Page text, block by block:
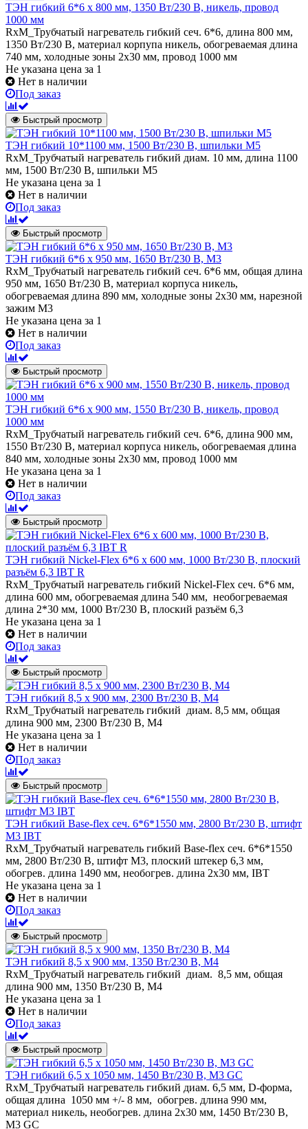
ТЭН гибкий 6*6 х 800 мм, 1350 Вт/230 В, никель, провод
1000 мм
RxM_Трубчатый нагреватель гибкий сеч. 6*6, длина 800 мм,
1350 Вт/230 В, материал корпупа никель, обогреваемая длина
740 мм, холодные зоны 2х30 мм, провод 1000 мм
Не указана цена за 1
Нет в наличии
Под заказ
Быстрый просмотр
ТЭН гибкий 10*1100 мм, 1500 Вт/230 В, шпильки М5
RxM_Трубчатый нагреватель гибкий диам. 10 мм, длина 1100
мм, 1500 Вт/230 В, шпильки М5
Не указана цена за 1
Нет в наличии
Под заказ
Быстрый просмотр
ТЭН гибкий 6*6 х 950 мм, 1650 Вт/230 В, M3
RxM_Трубчатый нагреватель гибкий сеч. 6*6 мм, общая длина
950 мм, 1650 Вт/230 В, материал корпуса никель,
обогреваемая длина 890 мм, холодные зоны 2х30 мм, нарезной
зажим М3
Не указана цена за 1
Нет в наличии
Под заказ
Быстрый просмотр
ТЭН гибкий 6*6 х 900 мм, 1550 Вт/230 В, никель, провод
1000 мм
RxM_Трубчатый нагреватель гибкий сеч. 6*6, длина 900 мм,
1550 Вт/230 В, материал корпуса никель, обогреваемая длина
840 мм, холодные зоны 2х30 мм, провод 1000 мм
Не указана цена за 1
Нет в наличии
Под заказ
Быстрый просмотр
ТЭН гибкий Nickel-Flex 6*6 х 600 мм, 1000 Вт/230 В, плоский
разъём 6,3 IBT R
RxM_Трубчатый нагреватель гибкий Nickel-Flex сеч. 6*6 мм,
длина 600 мм, обогреваемая длина 540 мм, необогреваемая
длина 2*30 мм, 1000 Вт/230 В, плоский разъём 6,3
Не указана цена за 1
Нет в наличии
Под заказ
Быстрый просмотр
ТЭН гибкий 8,5 x 900 мм, 2300 Вт/230 В, M4
RxM_Трубчатый нагреватель гибкий диам. 8,5 мм, общая
длина 900 мм, 2300 Вт/230 В, M4
Не указана цена за 1
Нет в наличии
Под заказ
Быстрый просмотр
ТЭН гибкий Base-flex сеч. 6*6*1550 мм, 2800 Вт/230 В, штифт
M3 IBT
RxM_Трубчатый нагреватель гибкий Base-flex сеч. 6*6*1550
мм, 2800 Вт/230 В, штифт M3, плоский штекер 6,3 мм,
обогрев. длина 1490 мм, необогрев. длина 2х30 мм, IBT
Не указана цена за 1
Нет в наличии
Под заказ
Быстрый просмотр
ТЭН гибкий 8,5 x 900 мм, 1350 Вт/230 В, M4
RxM_Трубчатый нагреватель гибкий диам. 8,5 мм, общая
длина 900 мм, 1350 Вт/230 В, M4
Не указана цена за 1
Нет в наличии
Под заказ
Быстрый просмотр
ТЭН гибкий 6,5 х 1050 мм, 1450 Вт/230 В, M3 GC
RxM_Трубчатый нагреватель гибкий диам. 6,5 мм, D-форма,
общая длина 1050 мм +/- 8 мм, обогрев. длина 990 мм,
материал никель, необогрев. длина 2х30 мм, 1450 Вт/230 В,
M3 GC